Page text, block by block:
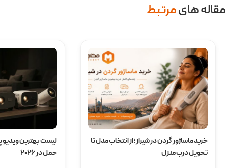
مقاله ‌هایمرتبط
خرید ماساژور گردن در شیراز؛ از انتخاب مدل تا
تحویل درب منزل
لیست بهترین ویدیو
حمل در 2026